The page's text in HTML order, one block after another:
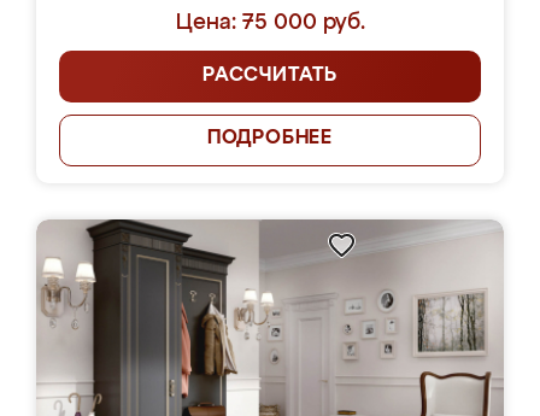
Цена: 75 000 руб.
РАССЧИТАТЬ
ПОДРОБНЕЕ